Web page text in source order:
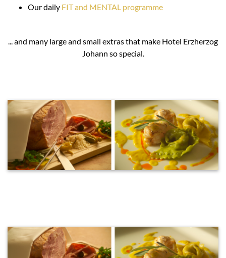
Our daily FIT and MENTAL programme
... and many large and small extras that make Hotel Erzherzog
Johann so special.